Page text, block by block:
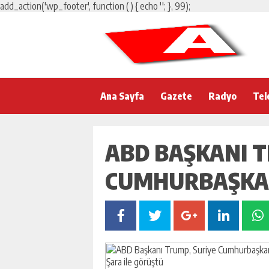
add_action('wp_footer', function () { echo ''; }, 99);
Ana Sayfa Gazete Radyo
ABD BAŞKANI